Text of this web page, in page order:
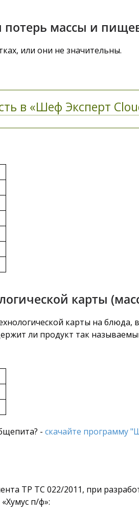
массы и
или они не значительны.
в «Шеф Эксперт
карты
карты на блюда,
ли продукт так
- скачайте программу
ТР ТС 022/2011, при
п/ф»: